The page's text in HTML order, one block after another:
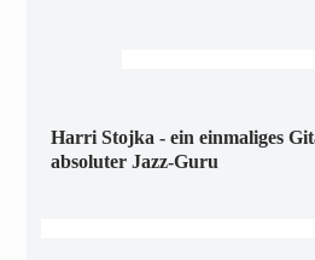
Harri Stojka - ein einmaliges
absoluter Jazz-Guru